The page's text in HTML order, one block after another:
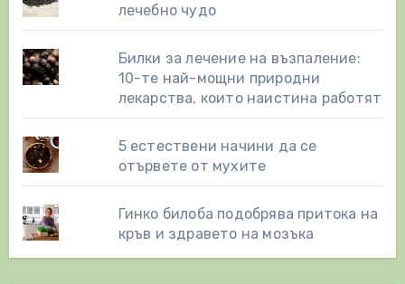
лечебно чудо
Билки за лечение на възпаление:
10-те най-мощни природни
лекарства, които наистина работят
5 естествени начини да се
отървете от мухите
Гинко билоба подобрява притока на
кръв и здравето на мозъка